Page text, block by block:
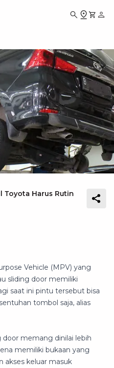
Toyota Harus Rutin
Vehicle (MPV) yang
sliding door memiliki
saat ini pintu tersebut bisa
tombol saja, alias
door memang dinilai lebih
memiliki bukaan yang
akses keluar masuk